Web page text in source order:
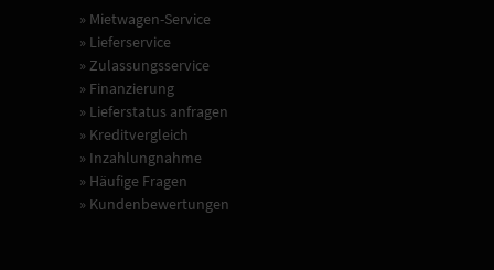
» Mietwagen-Service
» Lieferservice
» Zulassungsservice
» Finanzierung
» Lieferstatus anfragen
» Kreditvergleich
» Inzahlungnahme
» Häufige Fragen
» Kundenbewertungen